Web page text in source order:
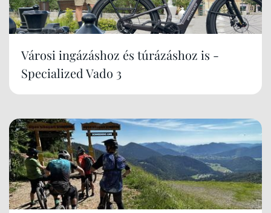
Városi ingázáshoz és túrázáshoz is -
Specialized Vado 3